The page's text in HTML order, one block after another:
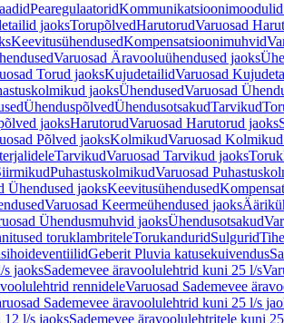
PearegulaatoridKommunikatsioonimoodulid
jaoksTorupõlvedHarutorudVaruosad
KeevitusühendusedKompensatsioonimuhvid
Varuosad Äravooluühendused jaoks
Torud jaoksKujudetailidVaruosad
jaoksÜhendusedVaruosad
ÜhenduspõlvedÜhendusotsakudTarvikud
jaoksHarutorudVaruosad Harutorud jaoks
Põlved jaoksKolmikudVaruosad
TarvikudVaruosad Tarvikud jaoks
PuhastuskolmikudVaruosad
Ühendused jaoksKeevitusühendused
Varuosad Keermeühendused jaoks
Ühendusmuhvid jaoksÜhendusotsakud
toruklambriteleTorukanduridSulgurid
Geberit Pluvia katusekuivendus
s jaoksSademevee äravoolulehtrid kuni 25 l/s
rennideleVaruosad Sademevee
Sademevee äravoolulehtrid kuni 25 l/s
12 l/s jaoksSademevee äravoolulehtritele kuni